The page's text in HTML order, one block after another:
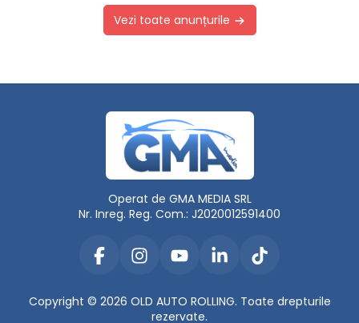
Vezi toate anunțurile
Operat de GMA MEDIA SRL
Nr. Inreg. Reg. Com.: J2020012591400
Copyright © 2026 OLD AUTO ROLLING. Toate drepturile
rezervate.